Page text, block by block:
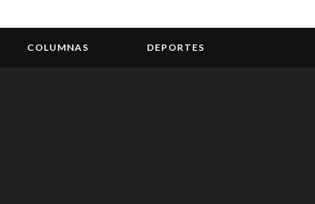
COLUMNAS DEPORTES